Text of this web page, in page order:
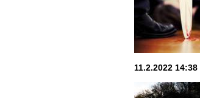
11.2.2022 14:38